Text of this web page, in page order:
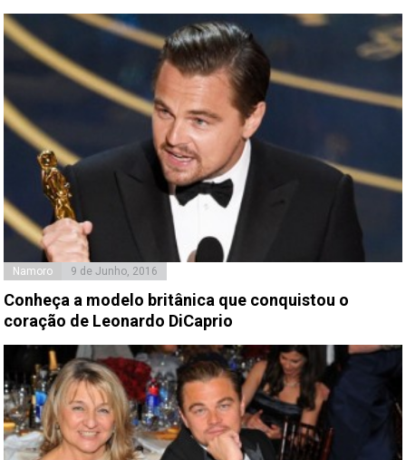
Namoro 9 de Junho, 2016
Conheça a modelo britânica que conquistou o
coração de Leonardo DiCaprio